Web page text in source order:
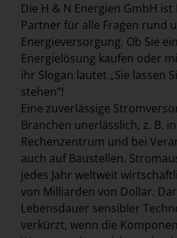
Die H & N Energien GmbH
Partner für alle Fragen rund
Energieversorgung. Ob Sie
Energielösung kaufen oder
ihr Slogan lautet „Sie lassen
stehen“!
Eine zuverlässige
Branchen unerlässlich, z. B.
Rechenzentrum und bei
auch auf Baustellen.
jedes Jahr weltweit
von Milliarden von Dollar.
Lebensdauer sensibler
verkürzt, wenn die